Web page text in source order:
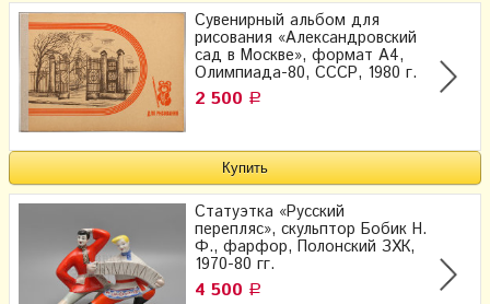
Сувенирный альбом для
рисования «Александровский
сад в Москве», формат А4,
Олимпиада-80, СССР, 1980 г.
2 500 Р
Статуэтка «Русский
перепляс», скульптор Бобик Н.
Ф., фарфор, Полонский ЗХК,
1970-80 гг.
4 500 Р